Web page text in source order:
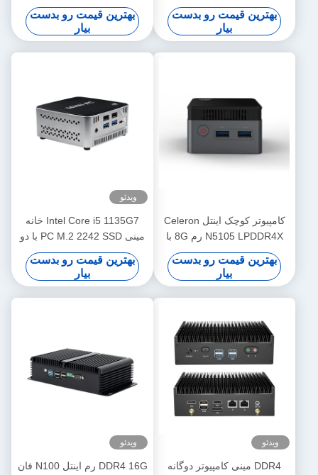
Core I7-1360P
بهترین قیمت رو بدست
بیار
DDR4 64G
بهترین قیمت رو بدست
بیار
کامپیوتر کوچک اینتل Celeron
N5105 LPDDR4X رم 8G با
دریچه TF و فن برای دفتر
خانگی
بهترین قیمت رو بدست
بیار
ویدئو
Intel Core i5 1135G7 خانه
مینی PC M.2 2242 SSD با دو
LAN و فن
بهترین قیمت رو بدست
بیار
ویدئو
DDR4 مینی کامپیوتر دوگانه
ویدئو
DDR4 16G رم اینتل N100 فان